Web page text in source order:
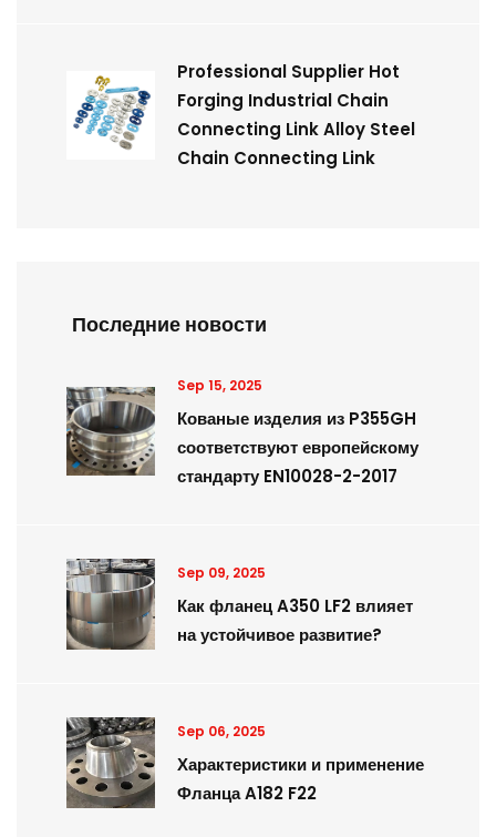
Professional Supplier Hot
Forging Industrial Chain
Connecting Link Alloy Steel
Chain Connecting Link
Последние новости
Sep 15, 2025
Кованые изделия из P355GH
соответствуют европейскому
стандарту EN10028-2-2017
Sep 09, 2025
Как фланец A350 LF2 влияет
на устойчивое развитие?
Sep 06, 2025
Характеристики и применение
Фланца A182 F22